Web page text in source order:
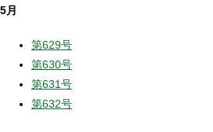
5月
第629号
第630号
第631号
第632号